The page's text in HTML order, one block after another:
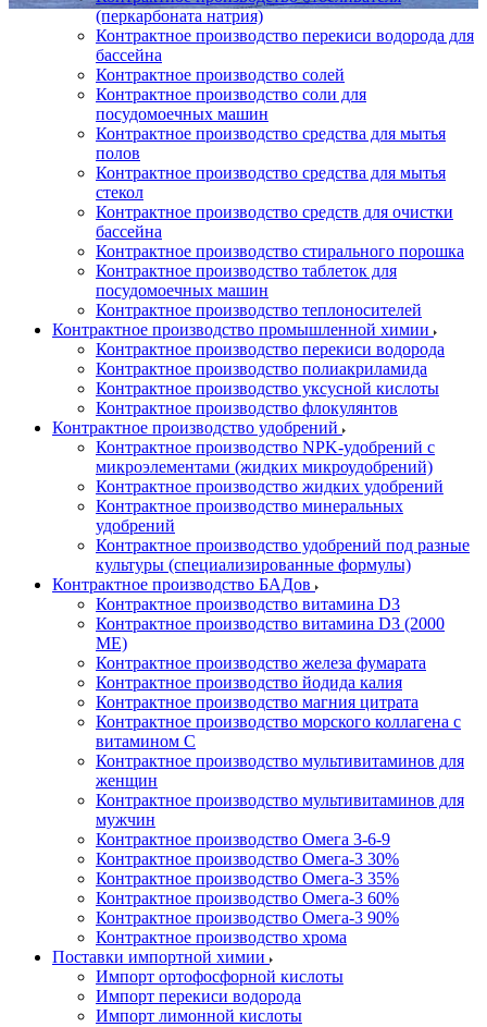
(перкарбоната натрия)
Контрактное производство перекиси водорода для
бассейна
Контрактное производство солей
Контрактное производство соли для
посудомоечных машин
Контрактное производство средства для мытья
полов
Контрактное производство средства для мытья
стекол
Контрактное производство средств для очистки
бассейна
Контрактное производство стирального порошка
Контрактное производство таблеток для
посудомоечных машин
Контрактное производство теплоносителей
Контрактное производство промышленной химии
Контрактное производство перекиси водорода
Контрактное производство полиакриламида
Контрактное производство уксусной кислоты
Контрактное производство флокулянтов
Контрактное производство удобрений
Контрактное производство NPK-удобрений с
микроэлементами (жидких микроудобрений)
Контрактное производство жидких удобрений
Контрактное производство минеральных
удобрений
Контрактное производство удобрений под разные
культуры (специализированные формулы)
Контрактное производство БАДов
Контрактное производство витамина D3
Контрактное производство витамина D3 (2000
МЕ)
Контрактное производство железа фумарата
Контрактное производство йодида калия
Контрактное производство магния цитрата
Контрактное производство морского коллагена с
витамином С
Контрактное производство мультивитаминов для
женщин
Контрактное производство мультивитаминов для
мужчин
Контрактное производство Омега 3-6-9
Контрактное производство Омега-3 30%
Контрактное производство Омега-3 35%
Контрактное производство Омега-3 60%
Контрактное производство Омега-3 90%
Контрактное производство хрома
Поставки импортной химии
Импорт ортофосфорной кислоты
Импорт перекиси водорода
Импорт лимонной кислоты